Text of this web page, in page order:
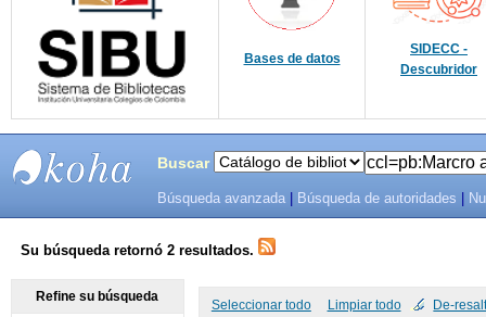
Bases de datos
SIDECC -
Descubridor
SISTEMAS
DE
Buscar
Búsqueda avanzada Búsqueda de autoridades
Su búsqueda retornó 2 resultados.
Seleccionar todo Limpiar todo De-
Refine su búsqueda